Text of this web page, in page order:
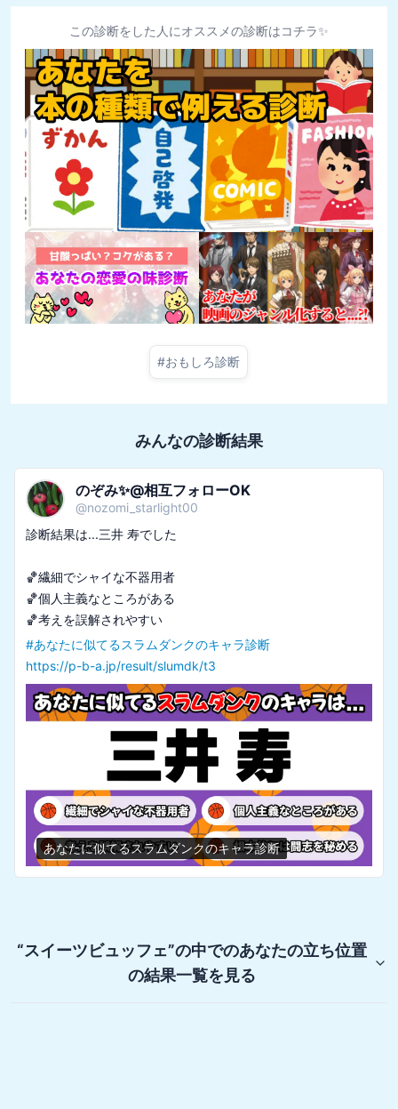
この診断をした人にオススメの診断はコチラ✨
#おもしろ診断
みんなの診断結果
のぞみ✨@相互フォローOK
@nozomi_starlight00
診断結果は...三井 寿でした
🏀繊細でシャイな不器用者
🏀個人主義なところがある
🏀考えを誤解されやすい
#あなたに似てるスラムダンクのキャラ診断
https://p-b-a.jp/result/slumdk/t3
あなたに似てるスラムダンクのキャラ診断
“スイーツビュッフェ”の中でのあなたの立ち位置
の結果一覧を見る